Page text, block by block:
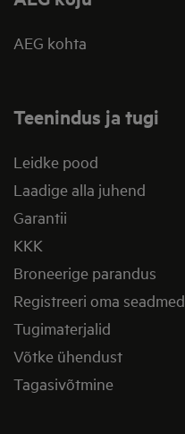
AEG kohta
Teenindus ja tugi
Leidke pood
Laadige alla juhend
Garantii
KKK
Broneerige parandus
Registreeri oma seadmed
Tugimaterjalid
Võtke ühendust
Tagasivõtmine